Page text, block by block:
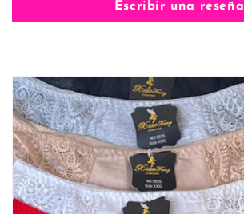
Escribir una reseña